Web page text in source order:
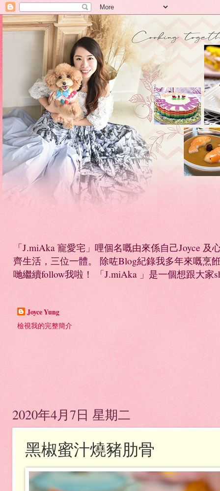
「J.miAka 寵愛宅」哩個名嘅由來係自己Joyce
齊生活，三位一體。 除咗Blog紀錄我多年來嘅烹
哋繼續follow我啦！ 「J.miAka 」是一個想跟大家
Joyce Yung
檢視我的完整簡介
2020年4月7日 星期二
黑椒蜜汁燒豬肋骨